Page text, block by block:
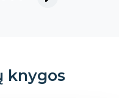
knygos